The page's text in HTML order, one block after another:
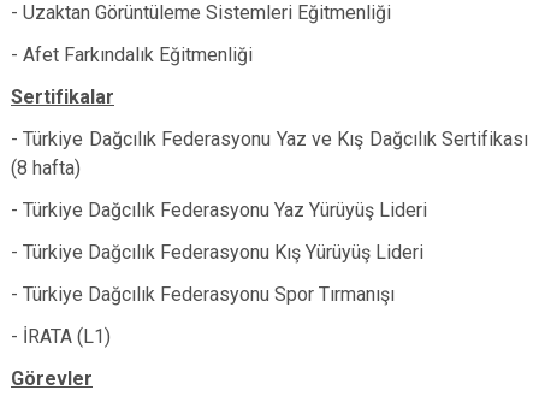
- Uzaktan Görüntüleme Sistemleri Eğitmenliği
- Afet Farkındalık Eğitmenliği
Sertifikalar
- Türkiye Dağcılık Federasyonu Yaz ve Kış Dağcılık Sertifikası
(8 hafta)
- Türkiye Dağcılık Federasyonu Yaz Yürüyüş Lideri
- Türkiye Dağcılık Federasyonu Kış Yürüyüş Lideri
- Türkiye Dağcılık Federasyonu Spor Tırmanışı
- İRATA (L1)
Görevler